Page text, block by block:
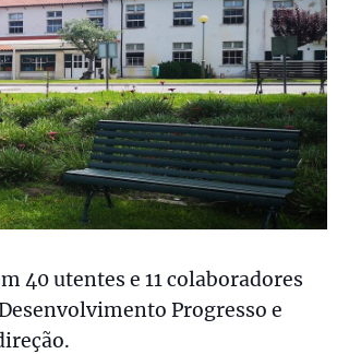
40 utentes e 11 colaboradores
Progresso e